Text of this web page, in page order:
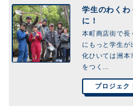
学生のわくわ
に！
本町商店街で長
にもっと学生が
化ひいては洲本
をつく…
プロジェク